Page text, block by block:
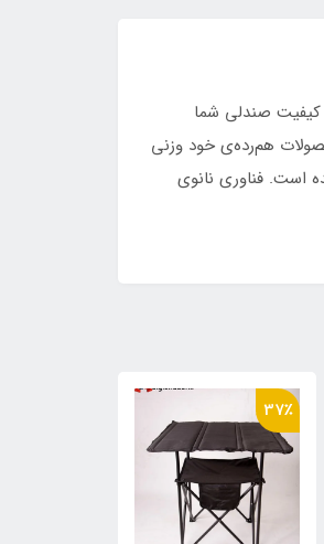
کیفیت صندلی شما
هم‌رده‌ی خود وزنی
است. فناوری نانوی
37٪